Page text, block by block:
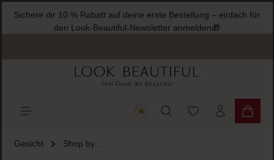
springen
Sichere dir 10 % Rabatt auf deine erste Bestellung – einfach für
den Look-Beautiful-Newsletter anmelden🎁
Du hast 0
Gesicht Shop by...